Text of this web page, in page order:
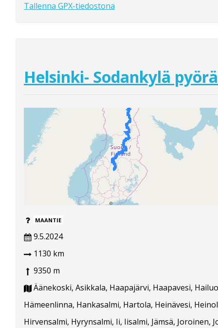
Tallenna GPX-tiedostona
Helsinki- Sodankylä
MAANTIE
9.5.2024
1130 km
9350 m
Äänekoski, Asikkala, Haapajärvi, Haapavesi,
Hämeenlinna, Hankasalmi, Hartola, Heinävesi,
Hirvensalmi, Hyrynsalmi, Ii, Iisalmi, Jämsä, Joroinen,